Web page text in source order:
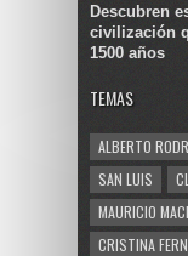
Descubren
civilización
1500 años
TEMAS
ALBERTO
SAN LUIS
MAURICIO
CRISTINA